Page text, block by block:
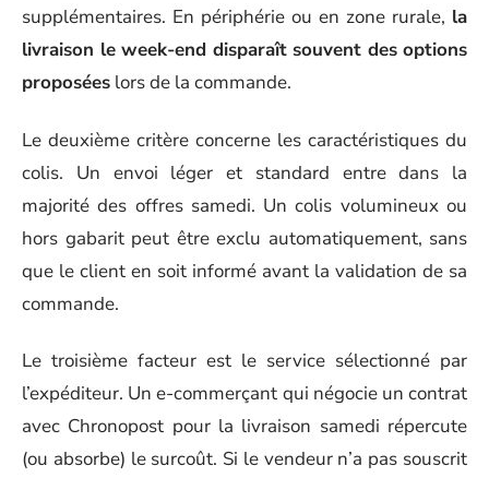
supplémentaires. En périphérie ou en zone rurale, la
livraison le week-end disparaît souvent des options
proposées lors de la commande.
Le deuxième critère concerne les caractéristiques du
colis. Un envoi léger et standard entre dans la
majorité des offres samedi. Un colis volumineux ou
hors gabarit peut être exclu automatiquement, sans
que le client en soit informé avant la validation de sa
commande.
Le troisième facteur est le service sélectionné par
l’expéditeur. Un e-commerçant qui négocie un contrat
avec Chronopost pour la livraison samedi répercute
(ou absorbe) le surcoût. Si le vendeur n’a pas souscrit